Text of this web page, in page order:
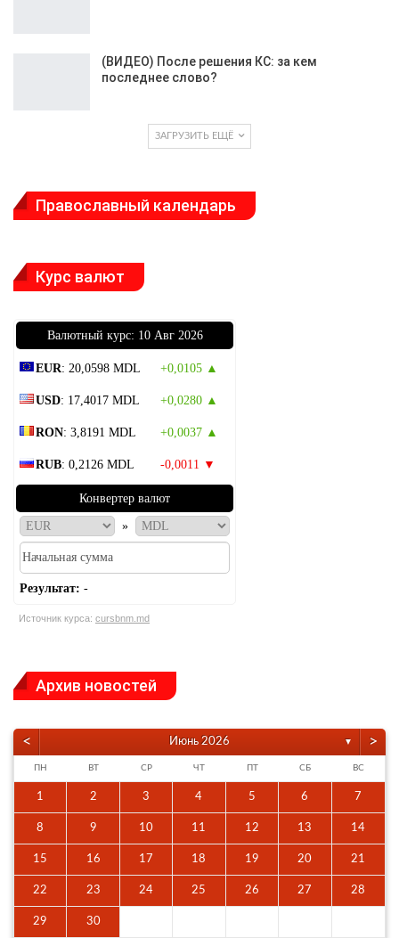
(ВИДЕО) После решения КС: за кем
последнее слово?
ЗАГРУЗИТЬ ЕЩЁ
Православный календарь
Курс валют
Bалютный курс: 10 Авг 2026
EUR: 20,0598 MDL +0,0105 ▲
USD: 17,4017 MDL +0,0280 ▲
RON: 3,8191 MDL +0,0037 ▲
RUB: 0,2126 MDL -0,0011 ▼
Конвертер валют
»
Результат: -
Источник курса: cursbnm.md
Архив новостей
< Июнь 2026 ▼ >
ПН ВТ СР ЧТ ПТ СБ ВС
1 2 3 4 5 6 7
8 9 10 11 12 13 14
15 16 17 18 19 20 21
22 23 24 25 26 27 28
29 30